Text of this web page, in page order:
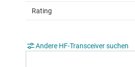
Rating
Andere HF-Transceiver suchen